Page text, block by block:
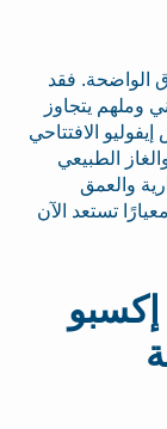
الواضحة. فقد
يتجاوز
الافتتاحي
الطبيعي
والعمق
تستعد الآن
إكسبو